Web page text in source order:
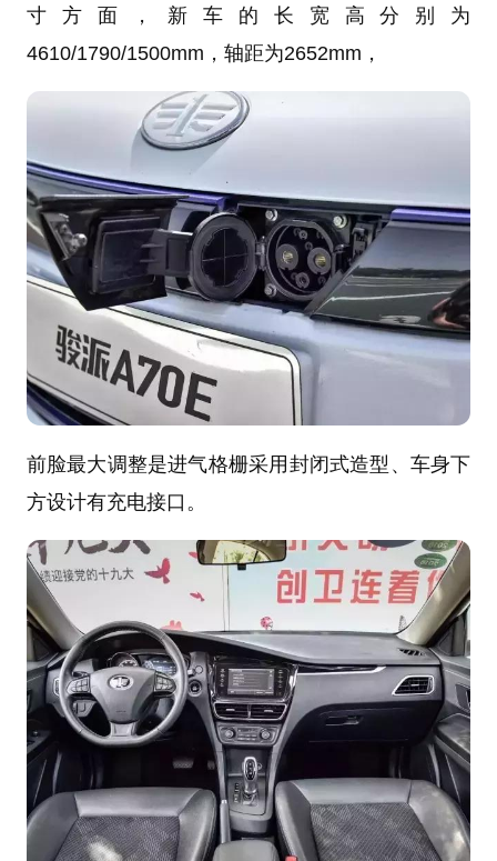
寸方面，新车的长宽高分别为
4610/1790/1500mm，轴距为2652mm，
前脸最大调整是进气格栅采用封闭式造型、车身下
方设计有充电接口。